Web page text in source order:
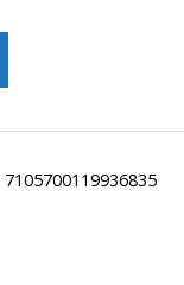
7105700119936835